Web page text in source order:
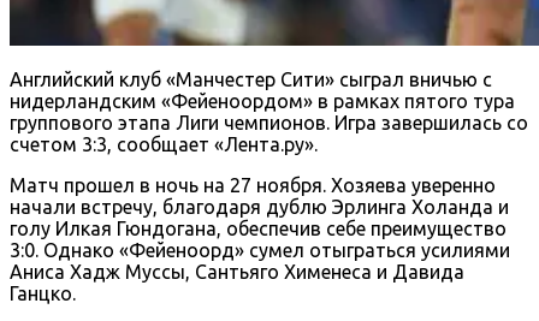
Английский клуб «Манчестер Сити» сыграл вничью с
нидерландским «Фейеноордом» в рамках пятого тура
группового этапа Лиги чемпионов. Игра завершилась со
счетом 3:3, сообщает «Лента.ру».
Матч прошел в ночь на 27 ноября. Хозяева уверенно
начали встречу, благодаря дублю Эрлинга Холанда и
голу Илкая Гюндогана, обеспечив себе преимущество
3:0. Однако «Фейеноорд» сумел отыграться усилиями
Аниса Хадж Муссы, Сантьяго Хименеса и Давида
Ганцко.